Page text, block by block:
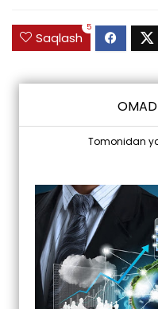
Saqlash
5
OMAD
Tomonidan